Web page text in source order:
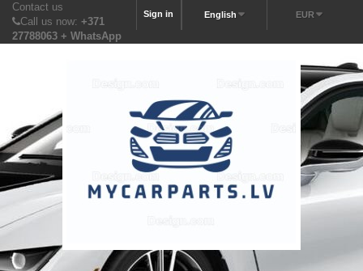
EUR
English
Sign in
Contact us
Call us now: +371
27788063 + WhatsApp